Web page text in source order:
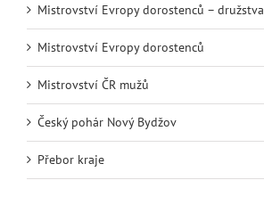
Mistrovství Evropy dorostenců – družstva
Mistrovství Evropy dorostenců
Mistrovství ČR mužů
Český pohár Nový Bydžov
Přebor kraje